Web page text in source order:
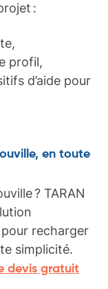
:
profil,
d’aide pour
en toute
? TARAN
recharger
simplicité.
devis gratuit